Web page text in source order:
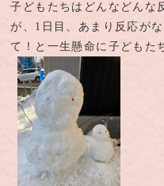
子どもたちはどんなどんな
が、1日目、あまり反応が
て！と一生懸命に子ども